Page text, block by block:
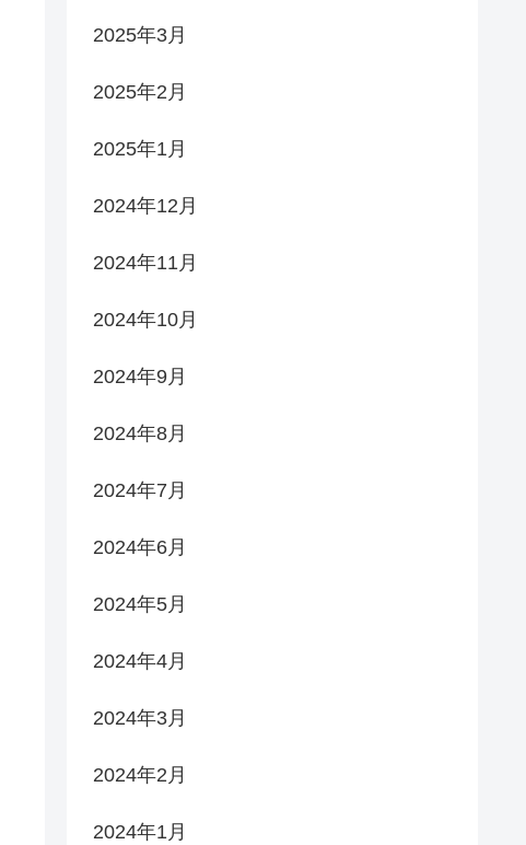
2025年3月
2025年2月
2025年1月
2024年12月
2024年11月
2024年10月
2024年9月
2024年8月
2024年7月
2024年6月
2024年5月
2024年4月
2024年3月
2024年2月
2024年1月